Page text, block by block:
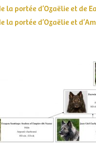
la portée d’Ozaëlie et de
la portée d’Ozaëlie et